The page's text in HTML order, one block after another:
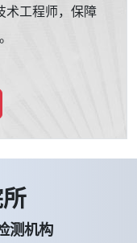
术工程师，保障
测机构